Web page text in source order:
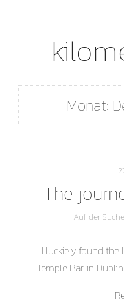
Monat:
The
Auf der
…I luckiely found the
Temple Bar in Dublin.